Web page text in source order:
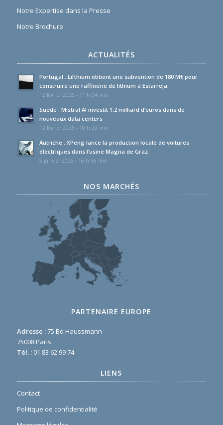
Notre Expertise dans la Presse
Notre Brochure
ACTUALITÉS
Portugal : Lifthium obtient une subvention de 180 M€ pour
construire une raffinerie de lithium à Estarreja
12 février 2026 - 11 h 04 min
Suède : Mistral AI investit 1,2 milliard d’euros dans de
nouveaux data centers
12 février 2026 - 10 h 20 min
Autriche : XPeng lance la production locale de voitures
électriques dans l’usine Magna de Graz
5 janvier 2026 - 16 h 56 min
NOS MARCHÉS
PARTENAIRE EUROPE
Adresse :75 Bd Haussmann
75008 Paris
Tél. :01 83 62 99 74
LIENS
Contact
Politique de confidentialité